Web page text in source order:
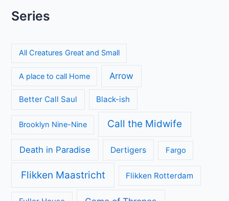
Series
All Creatures Great and Small
A place to call Home Arrow
Better Call Saul Black-ish
Brooklyn Nine-Nine Call the Midwife
Death in Paradise Dertigers Fargo
Flikken Maastricht Flikken Rotterdam